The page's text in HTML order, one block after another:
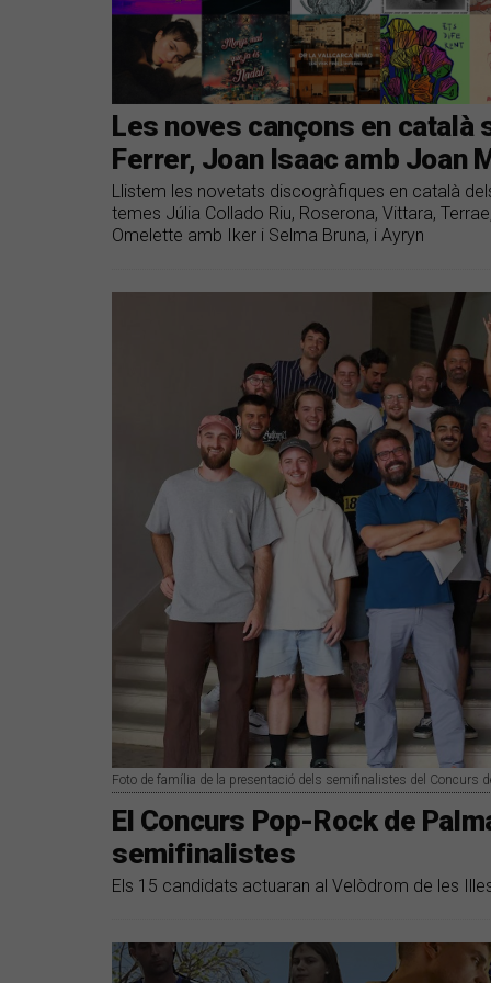
Les noves cançons en català
Ferrer, Joan Isaac amb Joan
Llistem les novetats discogràfiques en català
temes Júlia Collado Riu, Roserona, Vittara,
Omelette amb Iker i Selma Bruna, i Ayryn
Foto de família de la presentació dels semifinalistes del Concurs
El Concurs Pop-Rock de
semifinalistes
Els 15 candidats actuaran al Velòdrom de les